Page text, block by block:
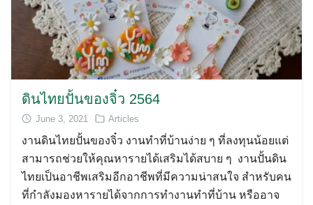
ดินไทยปั้นของจิ๋ว 2564
June 3, 2021 Articles
งานดินไทยปั้นของจิ๋ว งานทำที่บ้านง่าย ๆ ที่ลงทุนน้อยแต่
สามารถช่วยให้คุณหารายได้เสริมได้สบาย ๆ งานปั้นดิน
ไทยเป็นอาชีพเสริมอีกอาชีพที่มีความน่าสนใจ สำหรับคน
ที่กำลังมองหารายได้จากการทำงานทำที่บ้าน หรืออาจ